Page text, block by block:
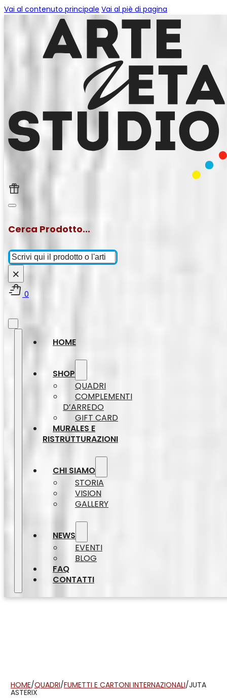
Vai al contenuto principale Vai al piè di pagina
Cerca Prodotto...
Cerca
×
0
HOME
SHOP
QUADRI
COMPLEMENTI
D’ARREDO
GIFT CARD
MURALES E
RISTRUTTURAZIONI
CHI SIAMO
STORIA
VISION
GALLERY
NEWS
EVENTI
BLOG
FAQ
CONTATTI
HOME/QUADRI/FUMETTI E CARTONI INTERNAZIONALI/JUTA
ASTERIX